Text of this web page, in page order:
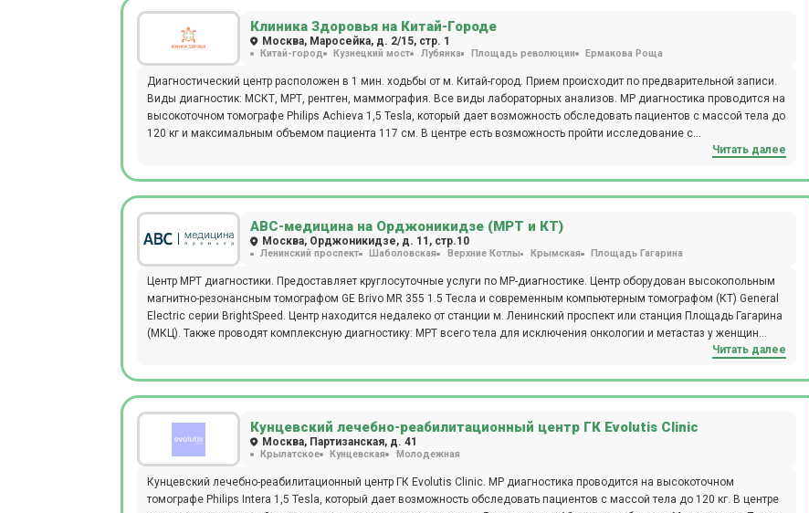
Клиника Здоровья на Китай-Городе
Москва, Маросейка, д. 2/15, стр. 1
Китай-город Кузнецкий мост Лубянка Площадь революции Ермакова Роща
Диагностический центр расположен в 1 мин. ходьбы от м. Китай-город. Прием происходит по предварительной записи.
Виды диагностик: МСКТ, МРТ, рентген, маммография. Все виды лабораторных анализов. МР диагностика проводится на
высокоточном томографе Philips Achieva 1,5 Tesla, который дает возможность обследовать пациентов с массой тела до
120 кг и максимальным объемом пациента 117 см. В центре есть возможность пройти исследование с
Читать далее
АВС-медицина на Орджоникидзе (МРТ и КТ)
Москва, Орджоникидзе, д. 11, стр.10
Ленинский проспект Шаболовская Верхние Котлы Крымская Площадь Гагарина
Центр МРТ диагностики. Предоставляет круглосуточные услуги по МР-диагностике. Центр оборудован высокопольным
магнитно-резонансным томографом GE Brivo MR 355 1.5 Тесла и современным компьютерным томографом (КТ) General
Electric серии BrightSpeed. Центр находится недалеко от станции м. Ленинский проспект или станция Площадь Гагарина
(МКЦ). Также проводят комплексную диагностику: МРТ всего тела для исключения онкологии и метастаз у женщин
(ТОЛЬКО НОЧЬ), МРТ всего тела для исключения онкологии и метастаз у мужчин (ТОЛЬКО НОЧЬ), МРТ всего
выявление болезни Альцгеймера (с динамикой с течение года), комплексная диагностика рассеянного склероза с
(цефалгический синдром).
Читать далее
Кунцевский лечебно-реабилитационный центр ГК Evolutis Clinic
Москва, Партизанская, д. 41
Крылатское Кунцевская Молодежная
Кунцевский лечебно-реабилитационный центр ГК Evolutis Clinic. МР диагностика проводится на высокоточном
томографе Philips Intera 1,5 Tesla, который дает возможность обследовать пациентов с массой тела до 120 кг. В центре